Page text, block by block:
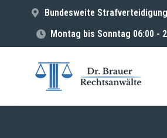
Bundesweite
Montag bis Sonntag 06:00 -